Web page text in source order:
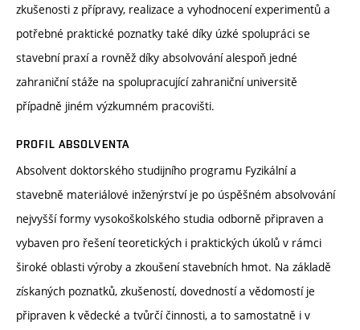
zkušenosti z přípravy, realizace a vyhodnocení experimentů a
potřebné praktické poznatky také díky úzké spolupráci se
stavební praxí a rovněž díky absolvování alespoň jedné
zahraniční stáže na spolupracující zahraniční universitě
případně jiném výzkumném pracovišti.
PROFIL ABSOLVENTA
Absolvent doktorského studijního programu Fyzikální a
stavebně materiálové inženýrství je po úspěšném absolvování
nejvyšší formy vysokoškolského studia odborně připraven a
vybaven pro řešení teoretických i praktických úkolů v rámci
široké oblasti výroby a zkoušení stavebních hmot. Na základě
získaných poznatků, zkušeností, dovedností a vědomostí je
připraven k vědecké a tvůrčí činnosti, a to samostatně i v